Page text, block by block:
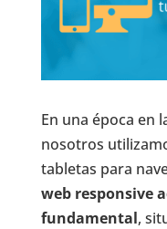
En una época en
nosotros
tabletas para
web responsive
fundamental,